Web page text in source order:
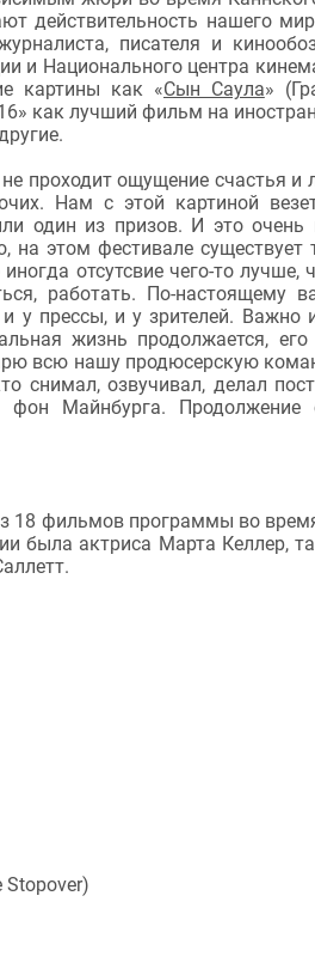
действительность нашего
писателя и
и Национального центра
картины как «Сын Саула»
как лучший фильм на
проходит ощущение счастья и
Нам с этой картиной
один из призов. И это очень
на этом фестивале существует
отсутсвие чего-то лучше,
работать. По-настоящему
у прессы, и у зрителей. Важно
жизнь продолжается,
всю нашу продюсерскую
снимал, озвучивал, делал
Майнбурга. Продолжение
18 фильмов программы во
была актриса Марта Келлер,
Stopover)